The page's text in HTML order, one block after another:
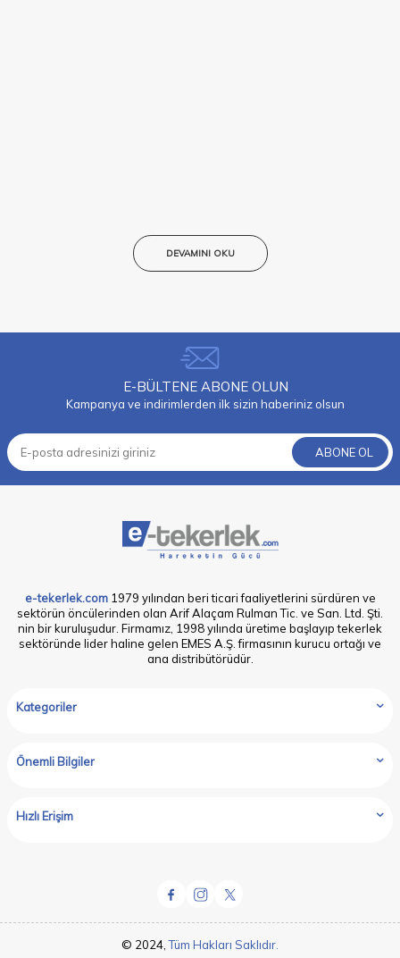
DEVAMINI OKU
E-BÜLTENE ABONE OLUN
Kampanya ve indirimlerden ilk sizin haberiniz olsun
ABONE OL
e-tekerlek.com1979 yılından beri ticari faaliyetlerini sürdüren ve
sektörün öncülerinden olan Arif Alaçam Rulman Tic. ve San. Ltd. Şti.
nin bir kuruluşudur. Firmamız, 1998 yılında üretime başlayıp tekerlek
sektöründe lider haline gelen EMES A.Ş. firmasının kurucu ortağı ve
ana distribütörüdür.
Kategoriler
Önemli Bilgiler
Hızlı Erişim
© 2024,Tüm Hakları Saklıdır.